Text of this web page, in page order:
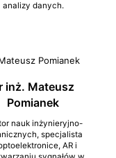
analizy danych.
inż. Mateusz
Pomianek
nauk inżynieryjno-
specjalista
AR i